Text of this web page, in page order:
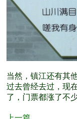
当然，镇江还有其
过去曾经去过，现
了，门票都涨了不少